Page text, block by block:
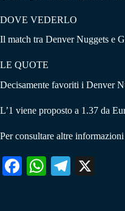
DOVE VEDERLO
Il match tra Denver Nuggets e
LE QUOTE
Decisamente favoriti i Denver
L’1 viene proposto a 1.37 da
Per consultare altre
Fa W
Te